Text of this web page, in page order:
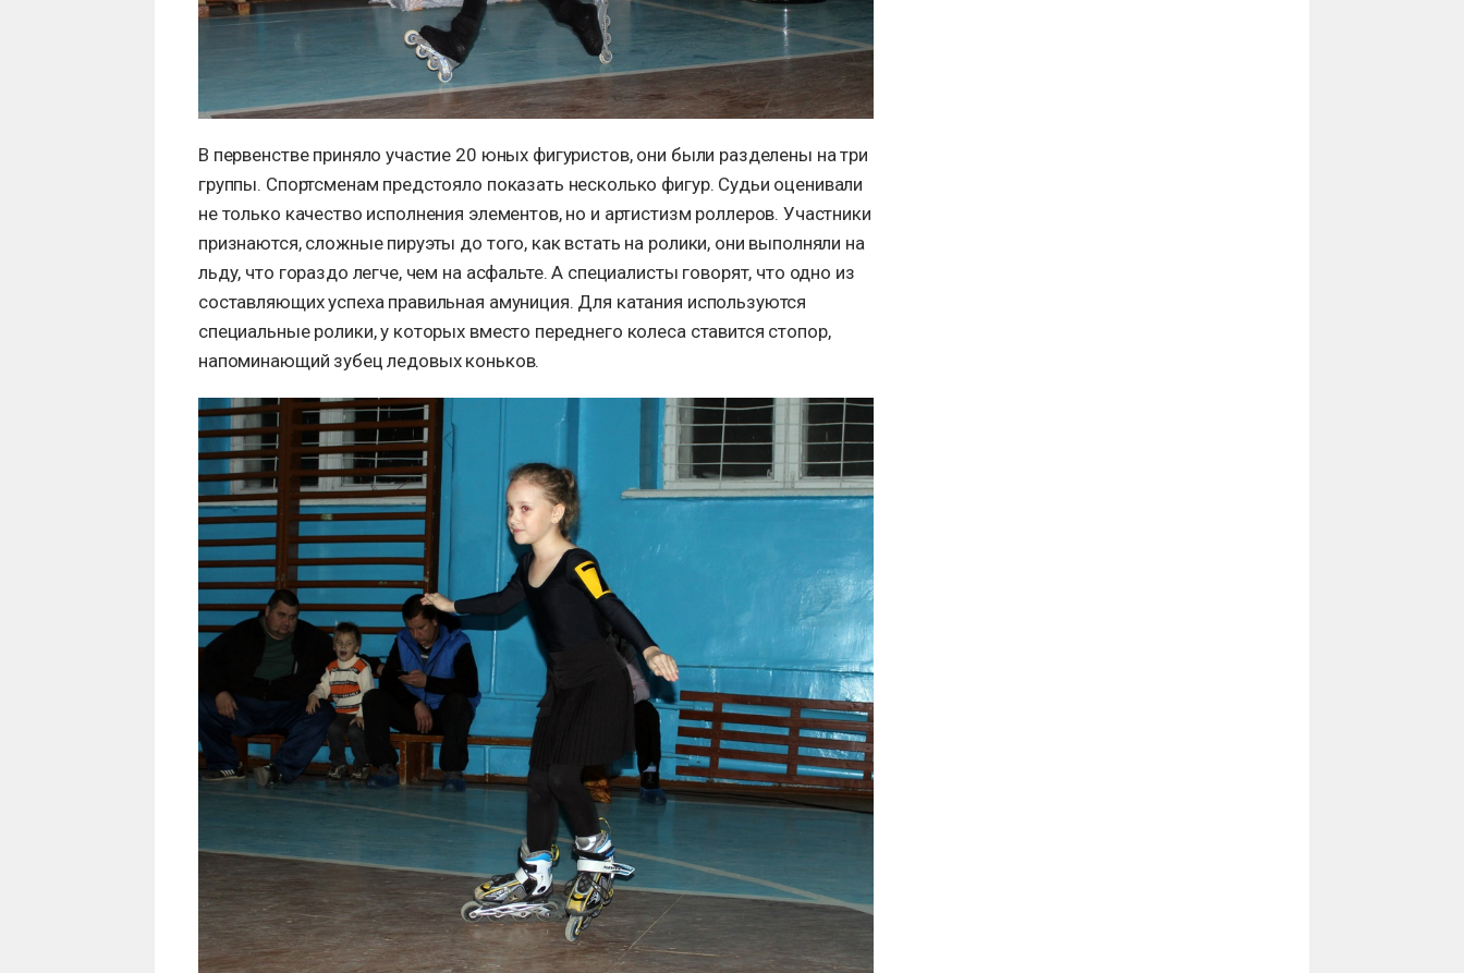
В первенстве приняло участие 20 юных фигуристов, они были разделены на три
группы. Спортсменам предстояло показать несколько фигур. Судьи оценивали
не только качество исполнения элементов, но и артистизм роллеров. Участники
признаются, сложные пируэты до того, как встать на ролики, они выполняли на
льду, что гораздо легче, чем на асфальте. А специалисты говорят, что одно из
составляющих успеха правильная амуниция. Для катания используются
специальные ролики, у которых вместо переднего колеса ставится стопор,
напоминающий зубец ледовых коньков.